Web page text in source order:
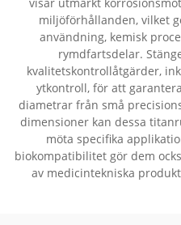
miljöförhållanden, vilket
användning, kemisk
rymdfartsdelar.
kvalitetskontrollåtgärder,
ytkontroll, för att
diametrar från små
dimensioner kan dessa
möta specifika
biokompatibilitet gör dem
av medicintekniska